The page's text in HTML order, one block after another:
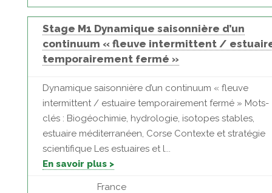
Stage M1 Dynamique saisonnière d’un
continuum « fleuve intermittent /
temporairement fermé »
Dynamique saisonnière d’un continuum « fleuve
intermittent / estuaire temporairement fermé » Mots-
clés : Biogéochimie, hydrologie, isotopes stables,
estuaire méditerranéen, Corse Contexte et stratégie
scientifique Les estuaires et l...
En savoir plus >
France